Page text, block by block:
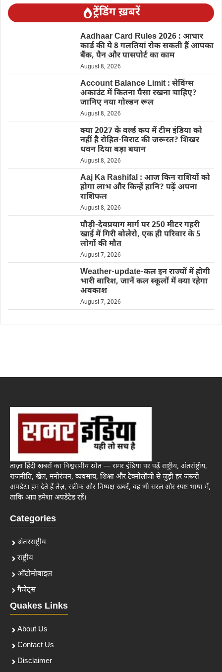
ट्रेंडिंग ख़बरें
Aadhaar Card Rules 2026 : आधार
कार्ड की ये 8 गलतियां रोक सकती हैं आपका
बैंक, पैन और पासपोर्ट का काम
August 8, 2026
Account Balance Limit : सेविंग्स
अकाउंट में कितना पैसा रखना चाहिए?
जानिए नया गोल्डन रूल
August 8, 2026
क्या 2027 के वर्ल्ड कप में टीम इंडिया को
नहीं है रोहित-विराट की जरूरत? शिखर
धवन दिया बड़ा बयान
August 8, 2026
Aaj Ka Rashifal : आज किन राशियों को
होगा लाभ और किन्हें हानि? पढ़ें अपना
राशिफल
August 8, 2026
पौड़ी-देवप्रयाग मार्ग पर 250 मीटर गहरी
खाई में गिरी बोलेरो, एक ही परिवार के 5
लोगों की मौत
August 7, 2026
Weather-update-कल इन राज्यों में होगी
भारी बारिश, जानें कल स्कूलों में क्या रहेगा
अवकाश
August 7, 2026
ताज़ा हिंदी खबरों का विश्वसनीय स्रोत — समर इंडिया पर पढ़ें राष्ट्रीय, अंतर्राष्ट्रीय,
राजनीति, खेल, मनोरंजन, व्यवसाय, शिक्षा और टेक्नोलॉजी से जुड़ी हर जरूरी
अपडेट। हम देते हैं तेज़, सटीक और निष्पक्ष खबरें, वह भी सरल और स्पष्ट भाषा में,
ताकि आप हमेशा अपडेटेड रहें।
Categories
अंतरराष्ट्रीय
राष्ट्रीय
ऑटोमोबाइल
गैजेट्स
Quakes Links
About Us
Contact Us
Disclaimer